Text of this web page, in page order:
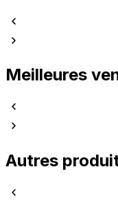
Meilleures
Autres